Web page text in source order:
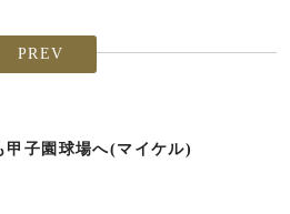
PREV
甲子園球場へ(マイケル)